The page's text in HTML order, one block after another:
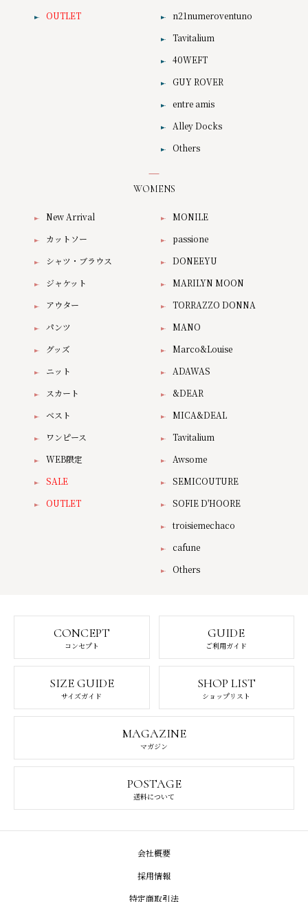
OUTLET
n21numeroventuno
Tavitalium
40WEFT
GUY ROVER
entre amis
Alley Docks
Others
WOMENS
New Arrival
カットソー
シャツ・ブラウス
ジャケット
アウター
パンツ
グッズ
ニット
スカート
ベスト
ワンピース
WEB限定
SALE
OUTLET
MONILE
passione
DONEEYU
MARILYN MOON
TORRAZZO DONNA
MANO
Marco&Louise
ADAWAS
&DEAR
MICA&DEAL
Tavitalium
Awsome
SEMICOUTURE
SOFIE D'HOORE
troisiemechaco
cafune
Others
CONCEPT
コンセプト
GUIDE
ご利用ガイド
SIZE GUIDE
サイズガイド
SHOP LIST
ショップリスト
MAGAZINE
マガジン
POSTAGE
送料について
会社概要
採用情報
特定商取引法